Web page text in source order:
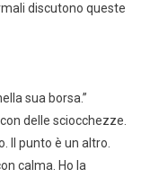
discutono queste
sua borsa.”
delle sciocchezze.
Il punto è un altro.
calma. Ho la